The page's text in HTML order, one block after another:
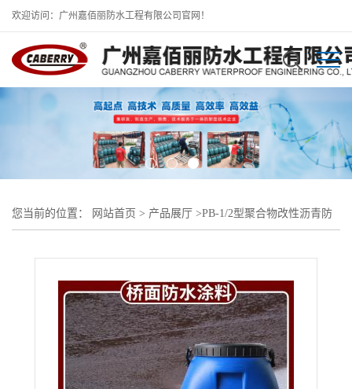
欢迎访问：广州嘉佰丽防水工程有限公司官网！
您当前的位置： 网站首页 > 产品展厅 >PB-1/2型聚合物改性沥青防